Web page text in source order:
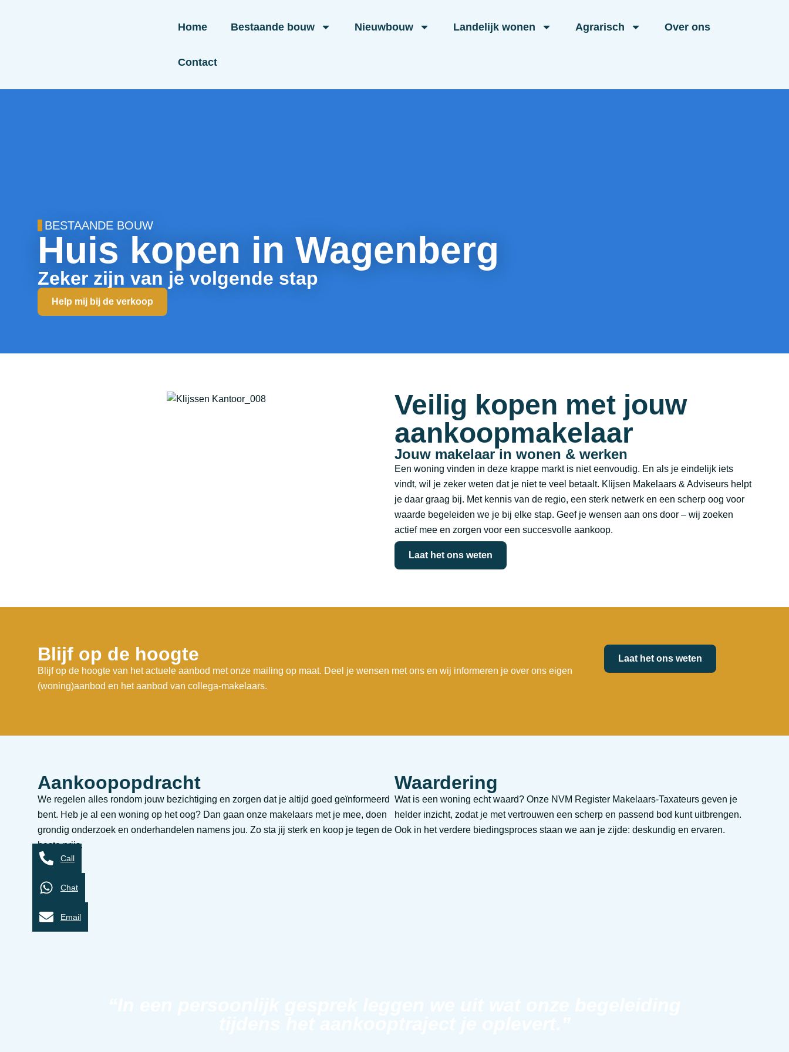
Home Bestaande bouw Nieuwbouw Landelijk wonen Agrarisch Over ons
Contact
BESTAANDE BOUW
Huis kopen in Wagenberg
Zeker zijn van je volgende stap
Help mij bij de verkoop
Veilig kopen met jouw
aankoopmakelaar
Jouw makelaar in wonen & werken
Een woning vinden in deze krappe markt is niet eenvoudig. En als je eindelijk iets
vindt, wil je zeker weten dat je niet te veel betaalt. Klijsen Makelaars & Adviseurs helpt
je daar graag bij. Met kennis van de regio, een sterk netwerk en een scherp oog voor
waarde begeleiden we je bij elke stap. Geef je wensen aan ons door – wij zoeken
actief mee en zorgen voor een succesvolle aankoop.
Laat het ons weten
Blijf op de hoogte
Blijf op de hoogte van het actuele aanbod met onze mailing op maat. Deel je wensen met ons en wij informeren je over ons eigen
(woning)aanbod en het aanbod van collega-makelaars.
Laat het ons weten
Aankoopopdracht
We regelen alles rondom jouw bezichtiging en zorgen dat je altijd goed geïnformeerd
bent. Heb je al een woning op het oog? Dan gaan onze makelaars met je mee, doen
grondig onderzoek en onderhandelen namens jou. Zo sta jij sterk en koop je tegen de
beste prijs.
Waardering
Wat is een woning echt waard? Onze NVM Register Makelaars-Taxateurs geven je
helder inzicht, zodat je met vertrouwen een scherp en passend bod kunt uitbrengen.
Ook in het verdere biedingsproces staan we aan je zijde: deskundig en ervaren.
Call
Chat
Email